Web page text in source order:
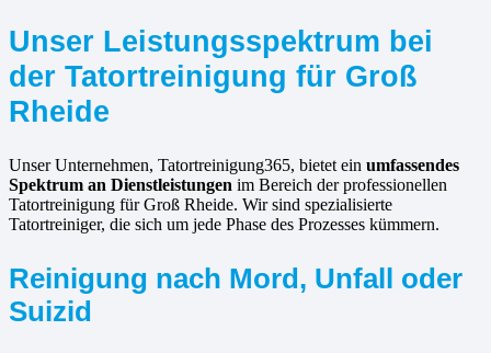
Unser Leistungsspektrum bei
der Tatortreinigung für Groß
Rheide
Unser Unternehmen, Tatortreinigung365, bietet ein umfassendes
Spektrum an Dienstleistungen im Bereich der professionellen
Tatortreinigung für Groß Rheide. Wir sind spezialisierte
Tatortreiniger, die sich um jede Phase des Prozesses kümmern.
Reinigung nach Mord, Unfall oder
Suizid